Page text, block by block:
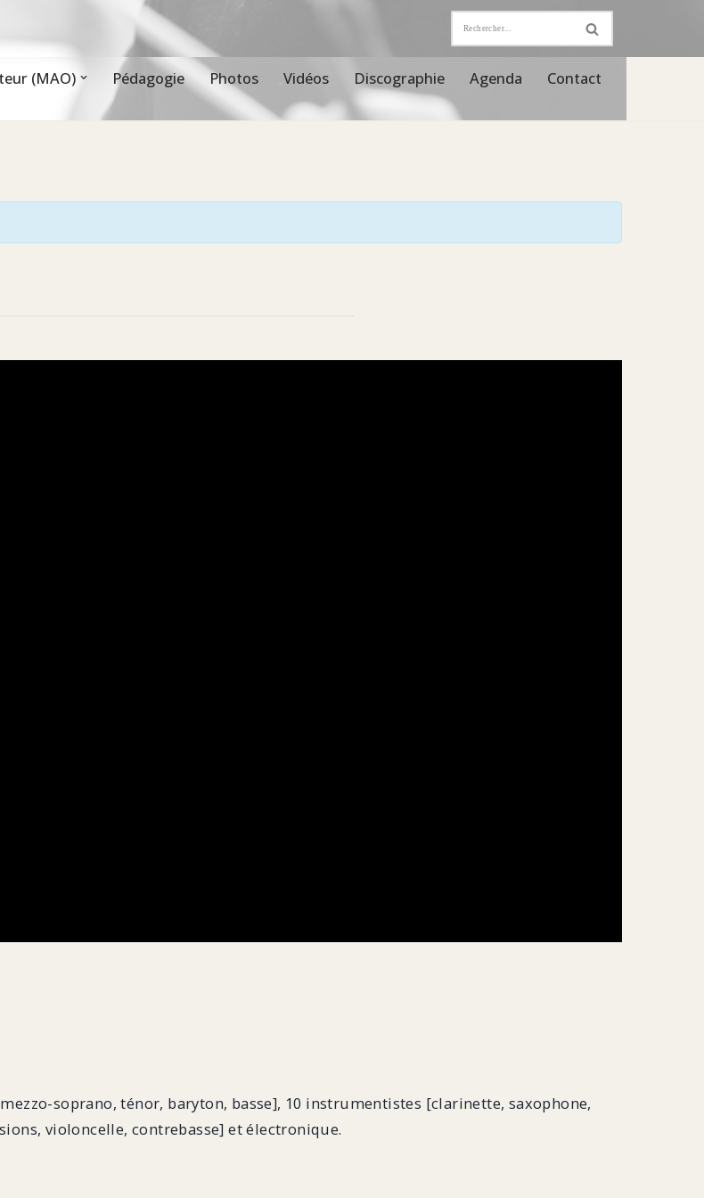
(MAO) Pédagogie Photos Vidéos Discographie Agenda Contact
soprano, ténor, baryton, basse], 10 instrumentistes [clarinette, saxophone,
violoncelle, contrebasse] et électronique.